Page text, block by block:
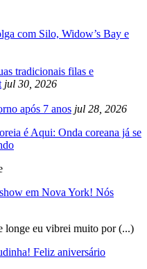
com Silo, Widow’s Bay e
tradicionais filas e
jul 30, 2026
após 7 anos jul 28, 2026
é Aqui: Onda coreana já se
em Nova York! Nós
longe eu vibrei muito por (...)
Feliz aniversário